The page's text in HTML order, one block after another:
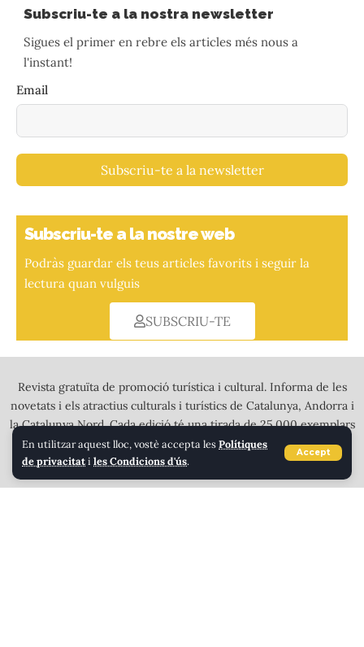
En utilitzar aquest lloc, vostè accepta lesPolítiques
de privacitati les Condicions d'ús.
Accept
Subscriu-te a la nostra newsletter
Sigues el primer en rebre els articles més nous a
l'instant!
Email
Subscriu-te a la newsletter
Subscriu-te a la nostre web
Podràs guardar els teus articles favorits i seguir la
lectura quan vulguis
SUBSCRIU-TE
Revista gratuïta de promoció turística i cultural. Informa de les
novetats i els atractius culturals i turístics de Catalunya, Andorra i
la Catalunya Nord. Cada edició té una tirada de 25.000 exemplars
a tot color que es distribueixen en més de 2.000 punts de
recollida a l’Alt Pirineu, Andorra i tota Calalunya.